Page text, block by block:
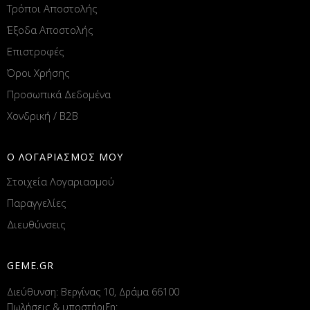
Τρόποι Αποστολής
Έξοδα Αποστολής
Επιστροφές
Όροι Χρήσης
Προσωπικά Δεδομένα
Χονδρική / B2B
Ο ΛΟΓΑΡΙΑΣΜΟΣ ΜΟΥ
Στοιχεία Λογαριασμού
Παραγγελίες
Διευθύνσεις
GEME.GR
Διεύθυνση: Βεργίνας 10, Δράμα 66100
Πωλήσεις & υποστήριξη: